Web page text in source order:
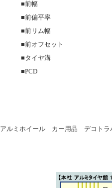
■前幅
■前偏平率
■前リム幅
■前オフセット
■タイヤ溝
■PCD
アルミホイール カー用品 デコト